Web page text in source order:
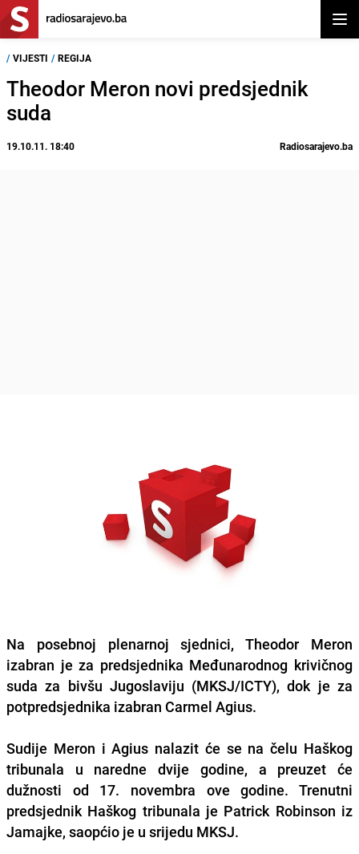
/ VIJESTI / REGIJA
Theodor Meron novi predsjednik
suda
19.10.11. 18:40 Radiosarajevo.ba
Na posebnoj plenarnoj sjednici, Theodor Meron
izabran je za predsjednika Međunarodnog krivičnog
suda za bivšu Jugoslaviju (MKSJ/ICTY), dok je za
potpredsjednika izabran Carmel Agius.
Sudije Meron i Agius nalazit će se na čelu Haškog
tribunala u naredne dvije godine, a preuzet će
dužnosti od 17. novembra ove godine. Trenutni
predsjednik Haškog tribunala je Patrick Robinson iz
Jamajke, saopćio je u srijedu MKSJ.